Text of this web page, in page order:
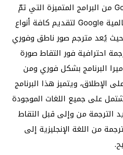
يعتبر برنامج Google Translate من البرامج المتميزة التي تمّ
إصدارها من قبل الشركة العالمية Google لتقديم كافة أنواع
يُعد مترجم صور ناطق وفوري
احترافية فور التقاط صورة
البرنامج بشكل فوري ومن
ويتميز هذا البرنامج
على جميع اللغات الموجودة
الترجمة من وإلى قبل التقاط
من اللغة الإنجليزية إلى